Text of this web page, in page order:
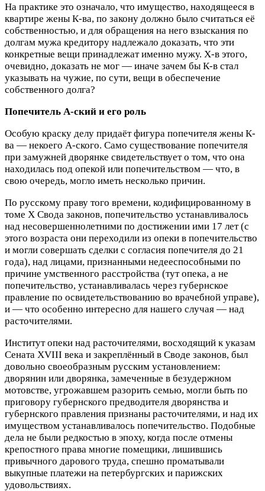
На практике это означало, что имущество, находящееся в
квартире жены К-ва, по закону должно было считаться её
собственностью, и для обращения на него взыскания по
долгам мужа кредитору надлежало доказать, что эти
конкретные вещи принадлежат именно мужу. Х-в этого,
очевидно, доказать не мог — иначе зачем бы К-в стал
указывать на чужие, по сути, вещи в обеспечение
собственного долга?
Попечитель А-ский и его роль
Особую краску делу придаёт фигура попечителя жены К-
ва — некоего А-ского. Само существование попечителя
при замужней дворянке свидетельствует о том, что она
находилась под опекой или попечительством — что, в
свою очередь, могло иметь несколько причин.
По русскому праву того времени, кодифицированному в
томе X Свода законов, попечительство устанавливалось
над несовершеннолетними по достижении ими 17 лет (с
этого возраста они переходили из опеки в попечительство
и могли совершать сделки с согласия попечителя до 21
года), над лицами, признанными недееспособными по
причине умственного расстройства (тут опека, а не
попечительство, устанавливалась через губернское
правление по освидетельствованию во врачебной управе),
и — что особенно интересно для нашего случая — над
расточителями.
Институт опеки над расточителями, восходящий к указам
Сената XVIII века и закреплённый в Своде законов, был
довольно своеобразным русским установлением:
дворянин или дворянка, замеченные в безудержном
мотовстве, угрожавшем разорить семью, могли быть по
приговору губернского предводителя дворянства и
губернского правления признаны расточителями, и над их
имуществом устанавливалось попечительство. Подобные
дела не были редкостью в эпоху, когда после отмены
крепостного права многие помещики, лишившись
привычного дарового труда, спешно проматывали
выкупные платежи на петербургских и парижских
удовольствиях.